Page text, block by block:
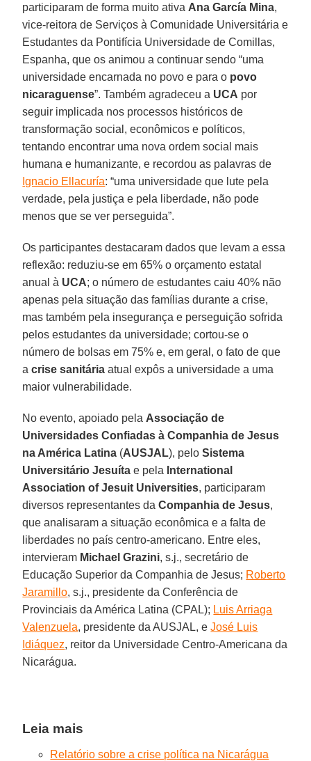
participaram de forma muito ativa Ana García Mina,
vice-reitora de Serviços à Comunidade Universitária e
Estudantes da Pontifícia Universidade de Comillas,
Espanha, que os animou a continuar sendo “uma
universidade encarnada no povo e para o povo
nicaraguense”. Também agradeceu a UCA por
seguir implicada nos processos históricos de
transformação social, econômicos e políticos,
tentando encontrar uma nova ordem social mais
humana e humanizante, e recordou as palavras de
Ignacio Ellacuría: “uma universidade que lute pela
verdade, pela justiça e pela liberdade, não pode
menos que se ver perseguida”.
Os participantes destacaram dados que levam a essa
reflexão: reduziu-se em 65% o orçamento estatal
anual à UCA; o número de estudantes caiu 40% não
apenas pela situação das famílias durante a crise,
mas também pela insegurança e perseguição sofrida
pelos estudantes da universidade; cortou-se o
número de bolsas em 75% e, em geral, o fato de que
acrise sanitária atual expôs a universidade a uma
maior vulnerabilidade.
No evento, apoiado pela Associação de
Universidades Confiadas à Companhia de Jesus
na América Latina (AUSJAL), peloSistema
Universitário Jesuíta e pela International
Association of Jesuit Universities, participaram
diversos representantes daCompanhia de Jesus,
que analisaram a situação econômica e a falta de
liberdades no país centro-americano. Entre eles,
intervieram Michael Grazini, s.j., secretário de
Educação Superior da Companhia de Jesus; Roberto
Jaramillo, s.j., presidente da Conferência de
Provinciais da América Latina (CPAL); Luis Arriaga
Valenzuela, presidente da AUSJAL, eJosé Luis
Idiáquez, reitor da Universidade Centro-Americana da
Nicarágua.
Leia mais
Relatório sobre a crise política na Nicarágua